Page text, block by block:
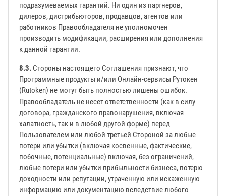
подразумеваемых гарантий. Ни один из партнеров,
дилеров, дистрибьюторов, продавцов, агентов или
работников Правообладателя не уполномочен
производить модификации, расширения или дополнения
к данной гарантии.
8.3. Стороны настоящего Соглашения признают, что
Программные продукты и/или Онлайн-сервисы Рутокен
(Rutoken) не могут быть полностью лишены ошибок.
Правообладатель не несет ответственности (как в силу
договора, гражданского правонарушения, включая
халатность, так и в любой другой форме) перед
Пользователем или любой третьей Стороной за любые
потери или убытки (включая косвенные, фактические,
побочные, потенциальные) включая, без ограничений,
любые потери или убытки прибыльности бизнеса, потерю
доходности или репутации, утраченную или искаженную
информацию или документацию вследствие любого